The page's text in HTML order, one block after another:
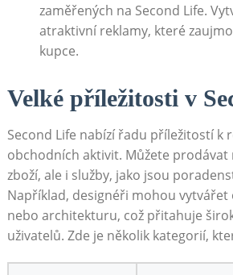
zaměřených na Second Life.
atraktivní reklamy, které
kupce.
Velké příležitosti v
Second Life nabízí řadu příležitostí k
obchodních aktivit. Můžete
zboží, ale i služby, jako jsou
Například, designéři mohou vytvářet
nebo architekturu, což přitahuje
uživatelů. Zde je několik kategorií,